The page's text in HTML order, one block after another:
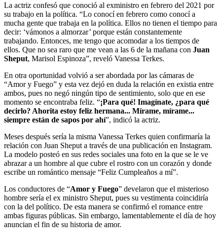
La actriz confesó que conoció al exministro en febrero del 2021 por
su trabajo en la política. “Lo conocí en febrero como conocí a
mucha gente que trabaja en la política. Ellos no tienen el tiempo para
decir: ‘vámonos a almorzar’ porque están constantemente
trabajando. Entonces, me tengo que acomodar a los tiempos de
ellos. Que no sea raro que me vean a las 6 de la mañana con Juan
Sheput, Marisol Espinoza”, reveló Vanessa Terkes.
En otra oportunidad volvió a ser abordada por las cámaras de
“Amor y Fuego” y esta vez dejó en duda la relación en existia entre
ambos, pues no negó ningún tipo de sentimiento, solo que en ese
momento se encontraba feliz. “¡Para qué! Imagínate, ¿para qué
decirlo? Ahorita estoy feliz hermana... Mírame, mírame...
siempre están de sapos por ahí”, indicó la actriz.
Meses después sería la misma Vanessa Terkes quien confirmaría la
relación con Juan Sheput a través de una publicación en Instagram.
La modelo posteó en sus redes sociales una foto en la que se le ve
abrazar a un hombre al que cubre el rostro con un corazón y donde
escribe un romántico mensaje “Feliz Cumpleaños a mí”.
Los conductores de “Amor y Fuego” develaron que el misterioso
hombre sería el ex ministro Sheput, pues su vestimenta coincidiría
con la del político. De esta manera se confirmó el romance entre
ambas figuras públicas. Sin embargo, lamentablemente el día de hoy
anuncian el fin de su historia de amor.